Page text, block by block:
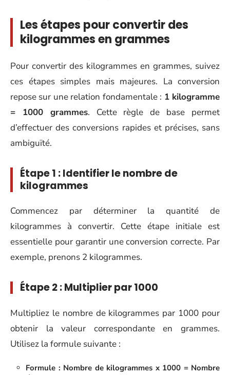
Les étapes pour convertir des
kilogrammes en grammes
Pour convertir des kilogrammes en grammes, suivez
ces étapes simples mais majeures. La conversion
repose sur une relation fondamentale : 1 kilogramme
= 1000 grammes. Cette règle de base permet
d’effectuer des conversions rapides et précises, sans
ambiguïté.
Étape 1 : Identifier le nombre de
kilogrammes
Commencez par déterminer la quantité de
kilogrammes à convertir. Cette étape initiale est
essentielle pour garantir une conversion correcte. Par
exemple, prenons 2 kilogrammes.
Étape 2 : Multiplier par 1000
Multipliez le nombre de kilogrammes par 1000 pour
obtenir la valeur correspondante en grammes.
Utilisez la formule suivante :
Formule : Nombre de kilogrammes x 1000 = Nombre